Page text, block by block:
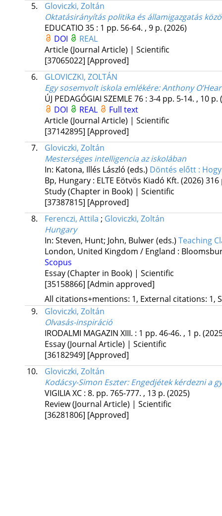
5.
Gloviczki, Zoltán
Oktatásirányítás politika és államigazgatás
EDUCATIO35: 1 pp. 56-64. , 9 p. (2026)
DOI
REAL
Article (Journal Article) | Scientific
[37065022] [Approved]
6.
GLOVICZKI, ZOLTÁN
Egy sosemvolt iskola emlékére: Anthony
ÚJ PEDAGÓGIAI SZEMLE 76: 3-4 pp. 5-14. , 10 p.
DOI
REAL
Full text
Article (Journal Article) | Scientific
[37142895] [Approved]
7.
Gloviczki, Zoltán
Mesterséges intelligencia az iskolában
In: Katona, Illés László (eds.) Döntés előtt :
Bp, Hungary : ELTE Eötvös Kiadó Kft. (2026) 316
Study (Chapter in Book) | Scientific
[37387815] [Approved]
8.
Ferenczi, Attila ; Gloviczki, Zoltán
Hungary
In: Steven, Hunt; John, Bulwer (eds.) Teaching
London, United Kingdom / England :
Scopus
Essay (Chapter in Book) | Scientific
[35158866] [Admin approved]
All citations+mentions: 1, External citations: 1,
9.
Gloviczki, Zoltán
Olvasás-inspiráció
IRODALMI MAGAZIN XIII. : 1 pp. 46-46. , 1 p.
Essay (Journal Article) | Scientific
[36182949] [Approved]
10.
Gloviczki, Zoltán
Kodácsy-Simon Eszter: Engedjétek kérdezni a
VIGILIAXC: 8. pp. 765-777. , 13 p. (2025)
Review (Journal Article) | Scientific
[36281806] [Approved]